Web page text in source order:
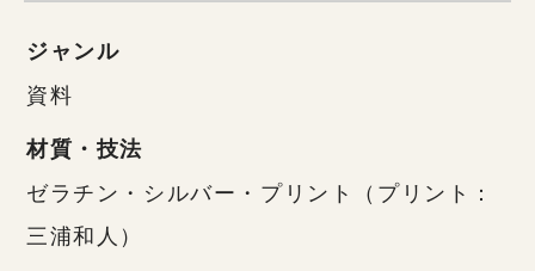
ジャンル
資料
材質・技法
ゼラチン・シルバー・プリント（プリント：
三浦和人）